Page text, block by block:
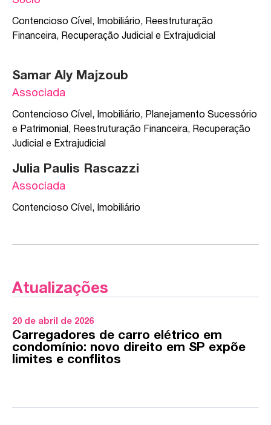
Contencioso Cível , Imobiliário, Reestruturação
Financeira, Recuperação Judicial e Extrajudicial
Samar Aly Majzoub
Associada
Contencioso Cível , Imobiliário, Planejamento Sucessório
e Patrimonial , Reestruturação Financeira, Recuperação
Judicial e Extrajudicial
Julia Paulis Rascazzi
Associada
Contencioso Cível , Imobiliário
Atualizações
20 de abril de 2026
Carregadores de carro elétrico em
condomínio: novo direito em SP expõe
limites e conflitos